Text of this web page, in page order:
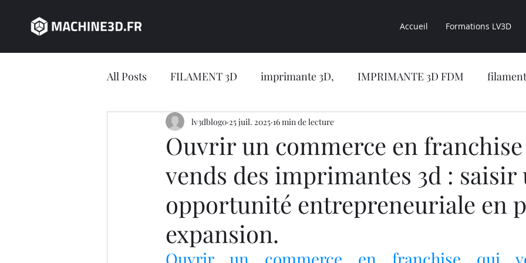
Accueil Formations LV3D
All Posts FILAMENT 3D imprimante 3D, IMPRIMANTE 3D FDM
JEU CONCOURS impression 3D CONSEILS LV3D
impression 3D en ligne CONCESSION LV3D Formation en ligne
Jeu concours LV3D IMPRIMANTE 3D RESINE OBJET 3D LES RESINES
Ouvrir un commerce en
vends des imprimantes 3d : saisir
opportunité entrepreneuriale en
expansion.
lv3dblog0 25 juil. 2025 16 min de lecture
Ouvrir un commerce en franchise qui